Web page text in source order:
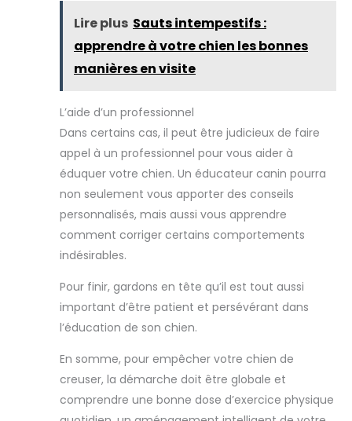
Lire plus Sauts intempestifs :
apprendre à votre chien les bonnes
manières en visite
L’aide d’un professionnel
Dans certains cas, il peut être judicieux de faire
appel à un professionnel pour vous aider à
éduquer votre chien. Un éducateur canin pourra
non seulement vous apporter des conseils
personnalisés, mais aussi vous apprendre
comment corriger certains comportements
indésirables.
Pour finir, gardons en tête qu’il est tout aussi
important d’être patient et persévérant dans
l’éducation de son chien.
En somme, pour empêcher votre chien de
creuser, la démarche doit être globale et
comprendre une bonne dose d’exercice physique